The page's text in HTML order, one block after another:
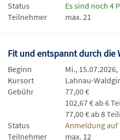
Status
Es sind noch 4
Teilnehmer
max. 21
Fit und entspannt durch die
Beginn
Mi.,
Kursort
Lahnau-
Gebühr
77,00 €
102,67 € ab 6
77,00 € ab 8
Status
Anmeldung
Teilnehmer
max. 12